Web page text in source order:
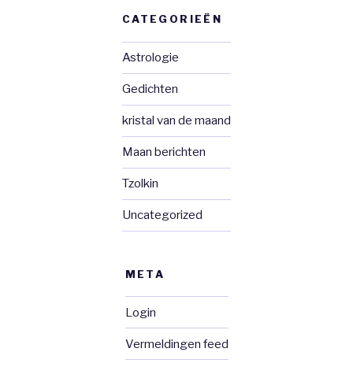
CATEGORIEËN
Astrologie
Gedichten
kristal van de maand
Maan berichten
Tzolkin
Uncategorized
META
Login
Vermeldingen feed